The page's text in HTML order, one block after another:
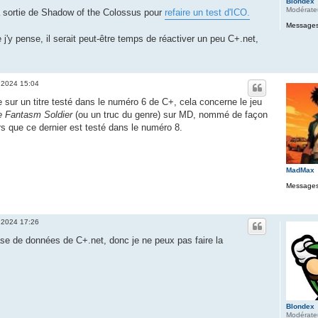
de Shadow of the Colossus pour refaire un test d'ICO.
j'y pense, il serait peut-être temps de réactiver un peu C+.net,
MadMax
15:04
sur un titre testé dans le numéro 6 de C+, cela concerne le jeu
Fantasm Soldier(ou un truc du genre) sur MD, nommé de façon
que ce dernier est testé dans le numéro 8.
Blondex
17:26
de données de C+.net, donc je ne peux pas faire la